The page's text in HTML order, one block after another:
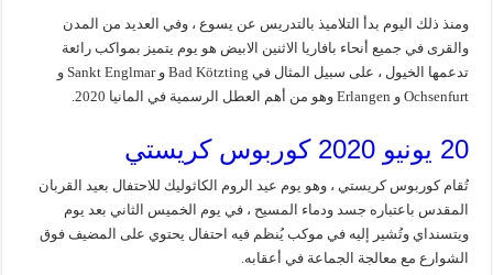
ومنذ ذلك اليوم بدأ التلاميذ بالتدريس عن يسوع ، وفي العديد من المدن
والقرى في جميع أنحاء بافاريا الاثنين الابيض هو يوم يتميز بمواكب رائعة
تدعمها الخيول ، على سبيل المثال في Bad Kötzting و Sankt Englmar و
Ochsenfurt و Erlangen وهو من أهم العطل الرسمية في المانيا 2020.
20 يونيو 2020 كوربوس كريستي
تُقام كوربوس كريستي ، وهو يوم عيد الروم الكاثوليك للاحتفال بعيد القربان
المقدس باعتباره جسد ودماء المسيح ، في يوم الخميس الثاني بعد يوم
ويتسنداي وتُشير إليه في موكب يُنظم فيه احتفال يحتوي على المضيف فوق
الشوارع مع معالجة الجماعة في أعقابه.